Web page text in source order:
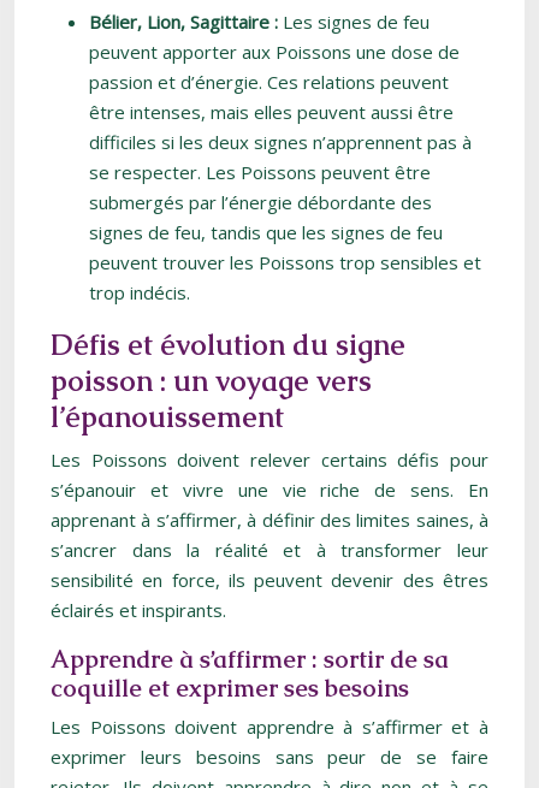
Bélier, Lion, Sagittaire : Les signes de feu
peuvent apporter aux Poissons une dose de
passion et d’énergie. Ces relations peuvent
être intenses, mais elles peuvent aussi être
difficiles si les deux signes n’apprennent pas à
se respecter. Les Poissons peuvent être
submergés par l’énergie débordante des
signes de feu, tandis que les signes de feu
peuvent trouver les Poissons trop sensibles et
trop indécis.
Défis et évolution du signe
poisson : un voyage vers
l’épanouissement
Les Poissons doivent relever certains défis pour
s’épanouir et vivre une vie riche de sens. En
apprenant à s’affirmer, à définir des limites saines, à
s’ancrer dans la réalité et à transformer leur
sensibilité en force, ils peuvent devenir des êtres
éclairés et inspirants.
Apprendre à s’affirmer : sortir de sa
coquille et exprimer ses besoins
Les Poissons doivent apprendre à s’affirmer et à
exprimer leurs besoins sans peur de se faire